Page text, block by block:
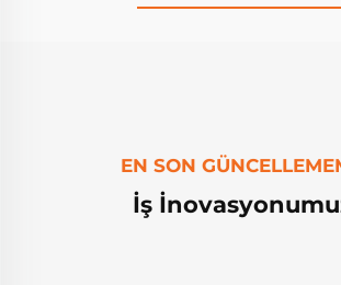
EN SON
İş